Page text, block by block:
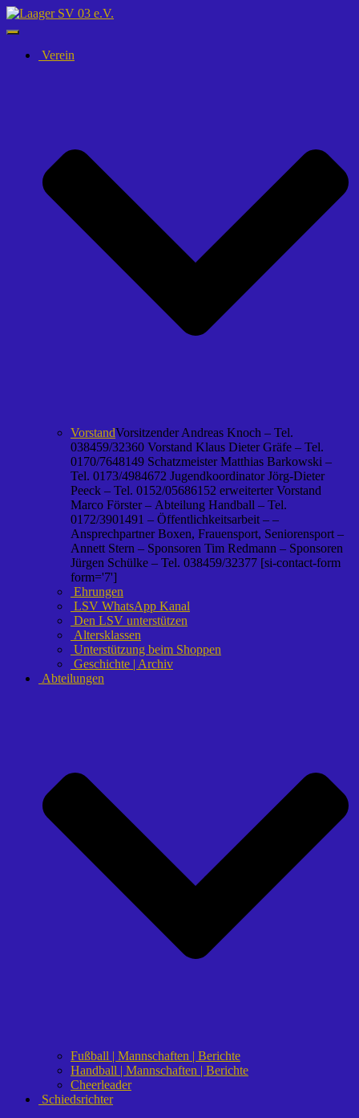
Navigation
umschalten
Verein
VorstandVorsitzender Andreas Knoch – Tel.
038459/32360 Vorstand Klaus Dieter Gräfe – Tel.
0170/7648149 Schatzmeister Matthias Barkowski –
Tel. 0173/4984672 Jugendkoordinator Jörg-Dieter
Peeck – Tel. 0152/05686152 erweiterter Vorstand
Marco Förster – Abteilung Handball – Tel.
0172/3901491 – Öffentlichkeitsarbeit – –
Ansprechpartner Boxen, Frauensport, Seniorensport –
Annett Stern – Sponsoren Tim Redmann – Sponsoren
Jürgen Schülke – Tel. 038459/32377 [si-contact-form
form='7']
Ehrungen
LSV WhatsApp Kanal
Den LSV unterstützen
Altersklassen
Unterstützung beim Shoppen
Geschichte | Archiv
Abteilungen
Fußball | Mannschaften | Berichte
Handball | Mannschaften | Berichte
Cheerleader
Schiedsrichter